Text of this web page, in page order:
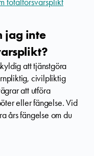
jag inte
att tjänstgöra
civilpliktig
att utföra
eller fängelse. Vid
års fängelse om du